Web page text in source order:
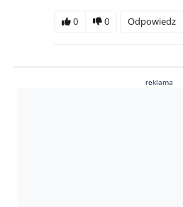
0 0 Odpowiedz
reklama